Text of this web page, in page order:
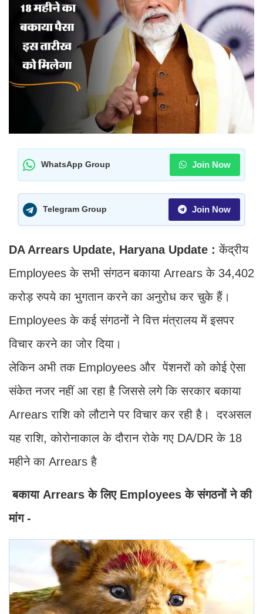
WhatsApp Group Join Now
Telegram Group Join Now
DA Arrears Update, Haryana Update :केंद्रीय
Employees के सभी संगठन बकाया Arrears के 34,402
करोड़ रुपये का भुगतान करने का अनुरोध कर चुके हैं।
Employees के कई संगठनों ने वित्त मंत्रालय में इसपर
विचार करने का जोर दिया।
लेकिन अभी तक Employees और पेंशनरों को कोई ऐसा
संकेत नजर नहीं आ रहा है जिससे लगे कि सरकार बकाया
Arrears राशि को लौटाने पर विचार कर रही है। दरअसल
यह राशि, कोरोनाकाल के दौरान रोके गए DA/DR के 18
महीने का Arrears है
बकाया Arrears के लिए Employees के संगठनों ने की
मांग -